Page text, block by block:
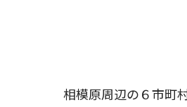
相模原周辺の６市町